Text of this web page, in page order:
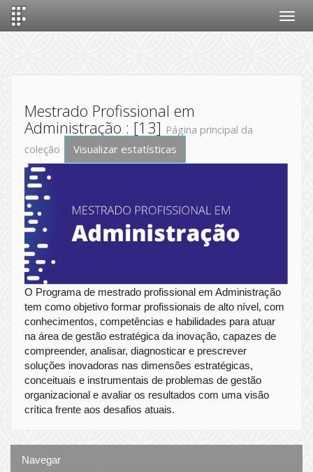
Mestrado Profissional em
Administração : [13] Página principal da
coleção
Visualizar estatísticas
O Programa de mestrado profissional em Administração
tem como objetivo formar profissionais de alto nível, com
conhecimentos, competências e habilidades para atuar
na área de gestão estratégica da inovação, capazes de
compreender, analisar, diagnosticar e prescrever
soluções inovadoras nas dimensões estratégicas,
conceituais e instrumentais de problemas de gestão
organizacional e avaliar os resultados com uma visão
crítica frente aos desafios atuais.
Navegar